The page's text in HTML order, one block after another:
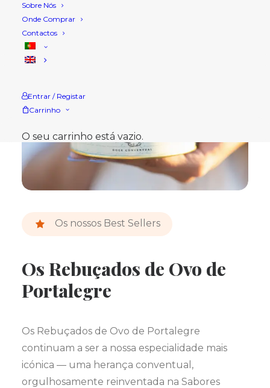
Sobre Nós
Onde Comprar
Contactos
Entrar / Registar
Carrinho
O seu carrinho está vazio.
Os nossos Best Sellers
Os Rebuçados de Ovo de
Portalegre
Os Rebuçados de Ovo de Portalegre
continuam a ser a nossa especialidade mais
icónica — uma herança conventual,
orgulhosamente reinventada na Sabores